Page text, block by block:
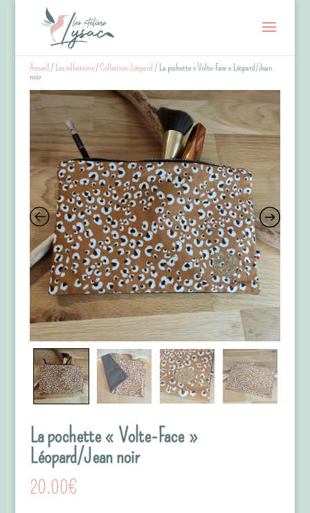
Accueil / Les collections/ Collection-Léopard / La pochette « Volte-Face » Léopard/Jean
noir
La pochette « Volte-Face »
Léopard/Jean noir
20.00€